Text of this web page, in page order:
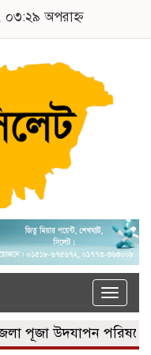
০৩:২৯ অপরাহ্ন
Toggle
উদযাপন পরিষদের ৮১